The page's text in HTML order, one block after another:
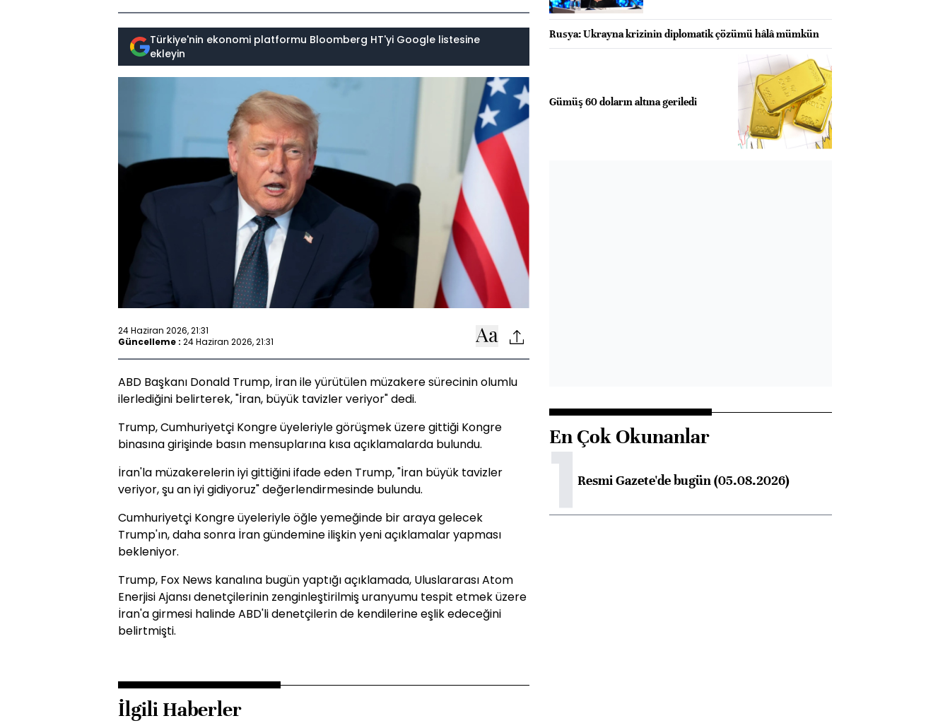
Türkiye'nin ekonomi platformu Bloomberg HT'yi Google listesine
ekleyin
24 Haziran 2026, 21:31
Güncelleme : 24 Haziran 2026, 21:31
ABD Başkanı Donald Trump, İran ile yürütülen müzakere sürecinin olumlu
ilerlediğini belirterek, "İran, büyük tavizler veriyor" dedi.
Trump, Cumhuriyetçi Kongre üyeleriyle görüşmek üzere gittiği Kongre
binasına girişinde basın mensuplarına kısa açıklamalarda bulundu.
İran'la müzakerelerin iyi gittiğini ifade eden Trump, "İran büyük tavizler
veriyor, şu an iyi gidiyoruz" değerlendirmesinde bulundu.
Cumhuriyetçi Kongre üyeleriyle öğle yemeğinde bir araya gelecek
Trump'ın, daha sonra İran gündemine ilişkin yeni açıklamalar yapması
bekleniyor.
Trump, Fox News kanalına bugün yaptığı açıklamada, Uluslararası Atom
Enerjisi Ajansı denetçilerinin zenginleştirilmiş uranyumu tespit etmek üzere
İran'a girmesi halinde ABD'li denetçilerin de kendilerine eşlik edeceğini
belirtmişti.
İlgili Haberler
Rusya: Ukrayna krizinin diplomatik çözümü hâlâ mümkün
Gümüş 60 doların altına geriledi
En Çok Okunanlar
1Resmi Gazete'de bugün (05.08.2026)